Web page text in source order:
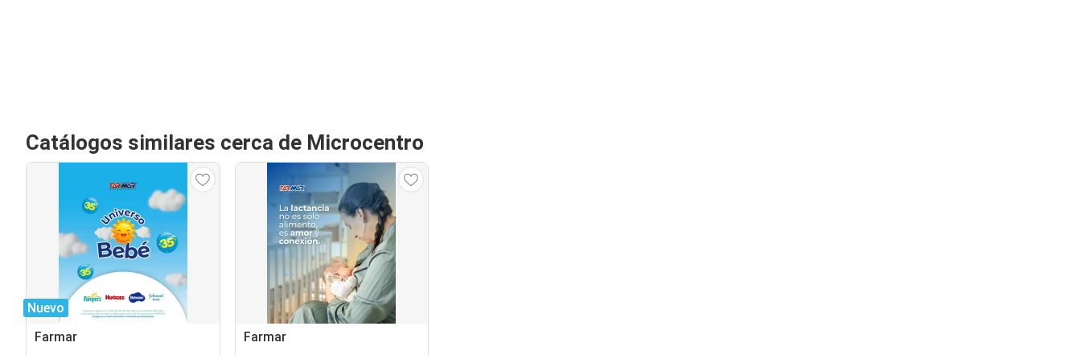
Catálogos similares cerca de Microcentro
Nuevo
Farmar
Farmar